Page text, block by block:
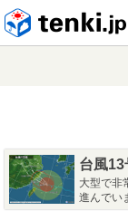
台風13
大型で非
進んでい